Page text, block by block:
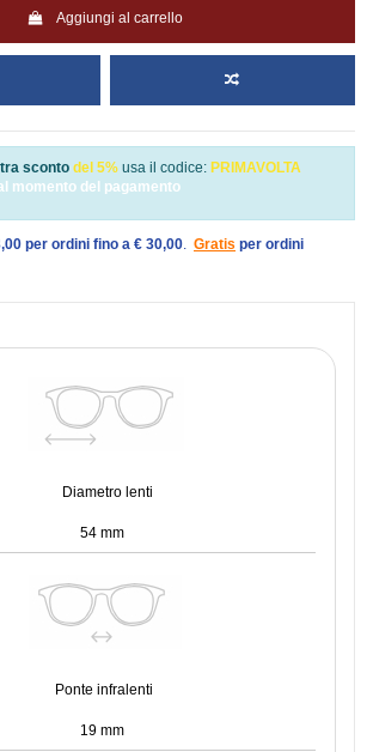
Aggiungi al carrello
sconto del 5% usa il codice: PRIMAVOLTA
momento del pagamento
per ordini fino a € 30,00. Gratis per ordini
Diametro lenti
Ponte infralenti
54 mm
19 mm